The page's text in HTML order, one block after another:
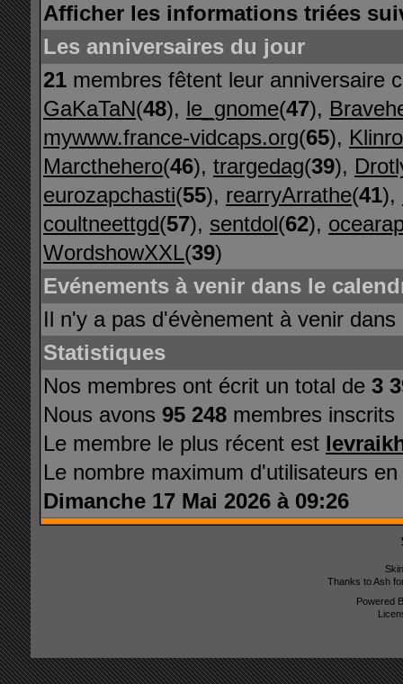
Afficher les informations triées
Les anniversaires du jour
21 membres fêtent leur anniversaire
GaKaTaN(48), le_gnome(47),
mywww.france-vidcaps.org(65),
Marcthehero(46),trargedag(39),
eurozapchasti(55), rearryArrathe(41),
coultneettgd(57), sentdol(62),
WordshowXXL(39)
Evénements à venir dans le
Il n'y a pas d'évènement à venir dans
Statistiques
Nos membres ont écrit un total de3
Nous avons 95 248 membres inscrits
Le membre le plus récent est
Le nombre maximum d'utilisateurs
Dimanche 17 Mai 2026 à 09:26
Thanks to Ash
Powered